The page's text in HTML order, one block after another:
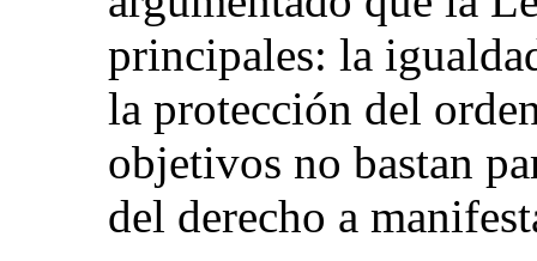
principales: la
la protección del
objetivos no bastan
del derecho a